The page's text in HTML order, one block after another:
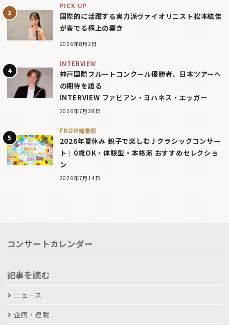
PICK UP
国際的に活躍する実力派ヴァイオリニスト松本紘佳
が奏でる極上の響き
2026年8月2日
INTERVIEW
神戸国際フルートコンクール優勝者、日本ツアーへ
の期待を語る
INTERVIEW ファビアン・ヨハネス・エッガー
2026年7月28日
FROM編集部
2026年夏休み 親子で楽しむ♪クラシックコンサー
ト｜0歳OK・体験型・本格派 おすすめセレクショ
ン
2026年7月14日
コンサートカレンダー
記事を読む
ニュース
企画・連載